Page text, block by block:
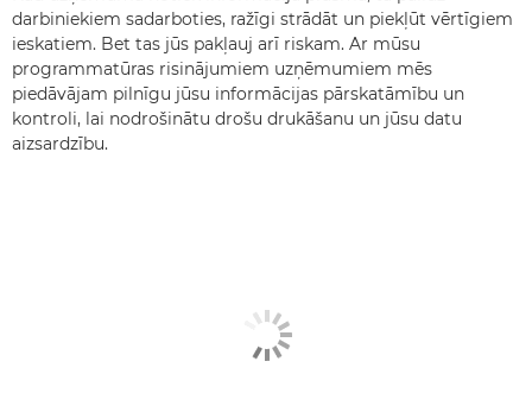
darbiniekiem sadarboties, ražīgi strādāt un piekļūt vērtīgiem
ieskatiem. Bet tas jūs pakļauj arī riskam. Ar mūsu
programmatūras risinājumiem uzņēmumiem mēs
piedāvājam pilnīgu jūsu informācijas pārskatāmību un
kontroli, lai nodrošinātu drošu drukāšanu un jūsu datu
aizsardzību.